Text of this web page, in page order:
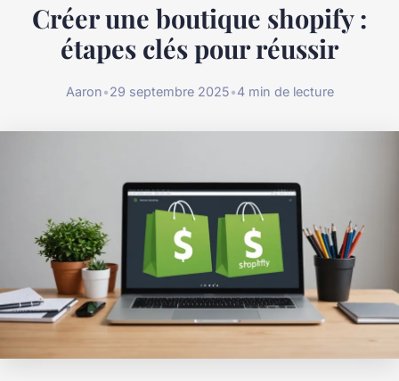
Créer une boutique shopify :
étapes clés pour réussir
Aaron•29 septembre 2025•4 min de lecture